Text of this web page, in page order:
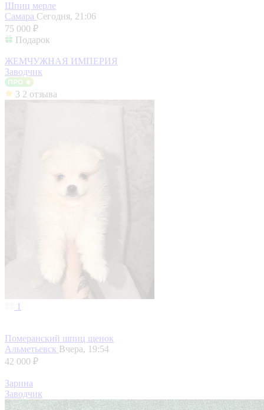
Шпиц мерле
Самара Сегодня, 21:06
75 000 ₽
Подарок
ЖЕМЧУЖНАЯ ИМПЕРИЯ
Заводчик
3 2 отзыва
1
Померанский шпиц щенок
Альметьевск Вчера, 19:54
42 000 ₽
Зарина
Заводчик